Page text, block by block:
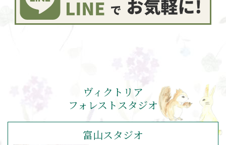
ヴィクトリア
フォレストスタジオ
富山スタジオ